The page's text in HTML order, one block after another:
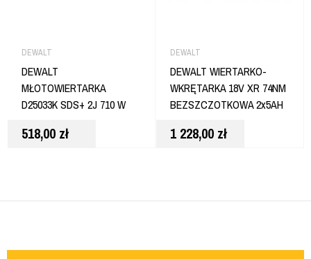
DEWALT
DEWALT
MŁOTOWIERTARKA
D25033K SDS+ 2J 710 W
518,00 zł
DEWALT
DEWALT WIERTARKO-
WKRĘTARKA 18V XR 74NM
BEZSZCZOTKOWA 2x5AH
1 228,00 zł